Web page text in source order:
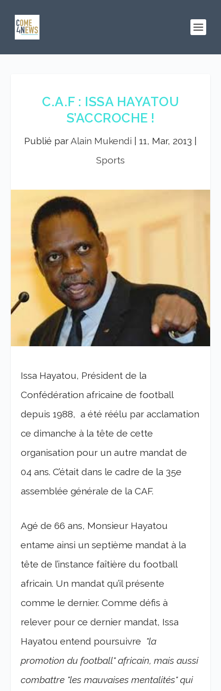
C.A.F : ISSA HAYATOU
S’ACCROCHE !
Publié parAlain Mukendi 11, Mar, 2013
Sports
Issa Hayatou, Président de la
Confédération africaine de football
depuis 1988, a été réélu par acclamation
ce dimanche à la tête de cette
organisation pour un autre mandat de
04 ans. C’était dans le cadre de la 35e
assemblée générale de la CAF.
Agé de 66 ans, Monsieur Hayatou
entame ainsi un septième mandat à la
tête de l’instance faîtière du football
africain. Un mandat qu’il présente
comme le dernier. Comme défis à
relever pour ce dernier mandat, Issa
Hayatou entend poursuivre "la
promotion du football"africain, mais aussi
combattre "les mauvaises mentalités" qui